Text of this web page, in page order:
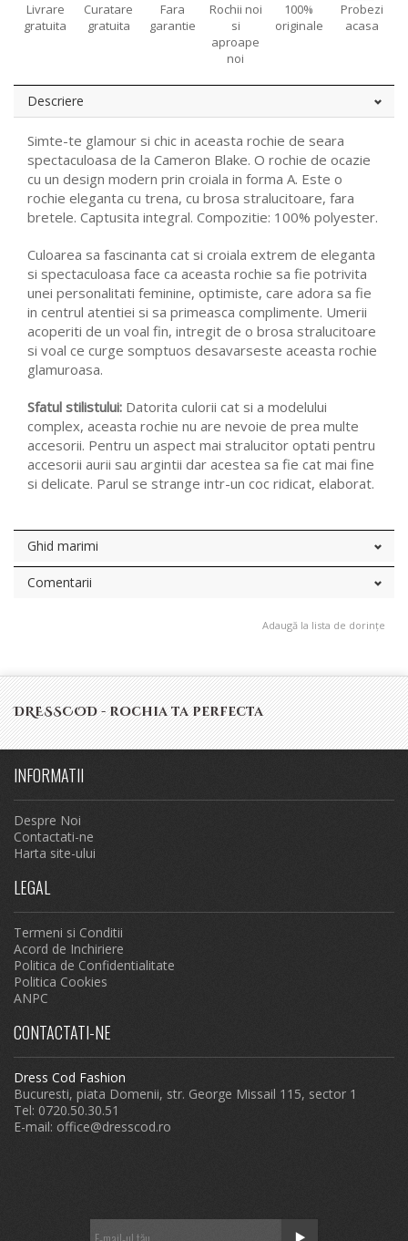
Livrare
gratuita
Curatare
gratuita
Fara
garantie
Rochii noi
si
aproape
noi
100%
originale
Probezi
acasa
Descriere
Simte-te glamour si chic in aceasta rochie de seara
spectaculoasa de la Cameron Blake. O rochie de ocazie
cu un design modern prin croiala in forma A. Este o
rochie eleganta cu trena, cu brosa stralucitoare, fara
bretele. Captusita integral. Compozitie: 100% polyester.
Culoarea sa fascinanta cat si croiala extrem de eleganta
si spectaculoasa face ca aceasta rochie sa fie potrivita
unei personalitati feminine, optimiste, care adora sa fie
in centrul atentiei si sa primeasca complimente. Umerii
acoperiti de un voal fin, intregit de o brosa stralucitoare
si voal ce curge somptuos desavarseste aceasta rochie
glamuroasa.
Sfatul stilistului: Datorita culorii cat si a modelului
complex, aceasta rochie nu are nevoie de prea multe
accesorii. Pentru un aspect mai stralucitor optati pentru
accesorii aurii sau argintii dar acestea sa fie cat mai fine
si delicate. Parul se strange intr-un coc ridicat, elaborat.
Ghid marimi
Comentarii
Adaugă la lista de dorințe
DRESSCOD - rochia ta perfecta
INFORMATII
Despre Noi
Contactati-ne
Harta site-ului
LEGAL
Termeni si Conditii
Acord de Inchiriere
Politica de Confidentialitate
Politica Cookies
ANPC
CONTACTATI-NE
Dress Cod Fashion
Bucuresti, piata Domenii, str. George Missail 115, sector 1
Tel: 0720.50.30.51
E-mail: office@dresscod.ro